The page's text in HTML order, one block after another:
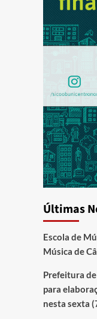
Últimas
Escola de
Música de
Prefeitura
para
nesta sexta